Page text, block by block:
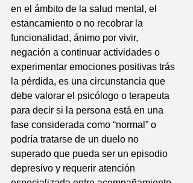
en el ámbito de la salud mental, el
estancamiento o no recobrar la
funcionalidad, ánimo por vivir,
negación a continuar actividades o
experimentar emociones positivas trás
la pérdida, es una circunstancia que
debe valorar el psicólogo o terapeuta
para decir si la persona está en una
fase considerada como “normal” o
podría tratarse de un duelo no
superado que pueda ser un episodio
depresivo y requerir atención